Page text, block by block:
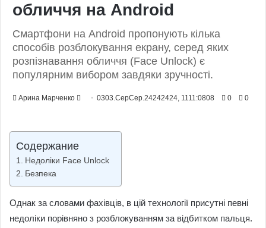
обличчя на Android
Смартфони на Android пропонують кілька
способів розблокування екрану, серед яких
розпізнавання обличчя (Face Unlock) є
популярним вибором завдяки зручності.
Арина Марченко
Send0303.СерСер.24242424, 1111:0808 0 0
Содержание
Недоліки Face Unlock
Безпека
Однак за словами фахівців, в цій технології присутні певні
недоліки порівняно з розблокуванням за відбитком пальця.